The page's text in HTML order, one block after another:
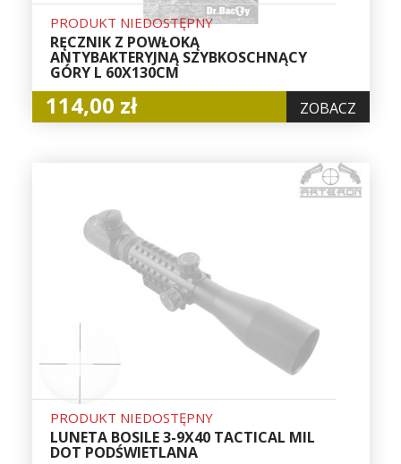
PRODUKT NIEDOSTĘPNY
RĘCZNIK Z POWŁOKĄ
ANTYBAKTERYJNĄ SZYBKOSCHNĄCY
GÓRY L 60X130CM
114,00 zł ZOBACZ
PRODUKT NIEDOSTĘPNY
LUNETA BOSILE 3-9X40 TACTICAL MIL
DOT PODŚWIETLANA